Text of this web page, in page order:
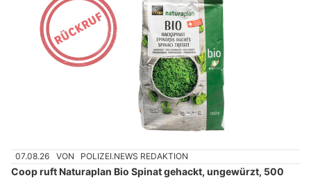
07.08.26 VON POLIZEI.NEWS REDAKTION
Coop ruft Naturaplan Bio Spinat gehackt, ungewürzt, 500